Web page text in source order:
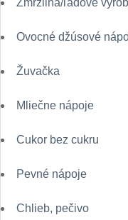
Zmrzlina/ľadové
Ovocné džúsové
Žuvačka
Mliečne nápoje
Cukor bez cukru
Pevné nápoje
Chlieb, pečivo